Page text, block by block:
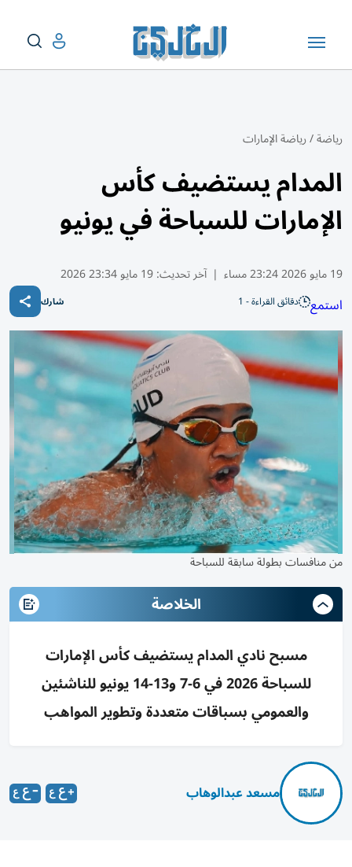
رياضة/رياضة الإمارات
المدام يستضيف كأس
الإمارات للسباحة في يونيو
19 مايو 2026 23:24 مساء | آخر تحديث:19 مايو 23:34 2026
استمع دقائق القراءة - 1 شارك
من منافسات بطولة سابقة للسباحة
الخلاصة
مسبح نادي المدام يستضيف كأس الإمارات
للسباحة 2026 في 6-7 و13-14 يونيو للناشئين
والعمومي بسباقات متعددة وتطوير المواهب
مسعد عبدالوهاب